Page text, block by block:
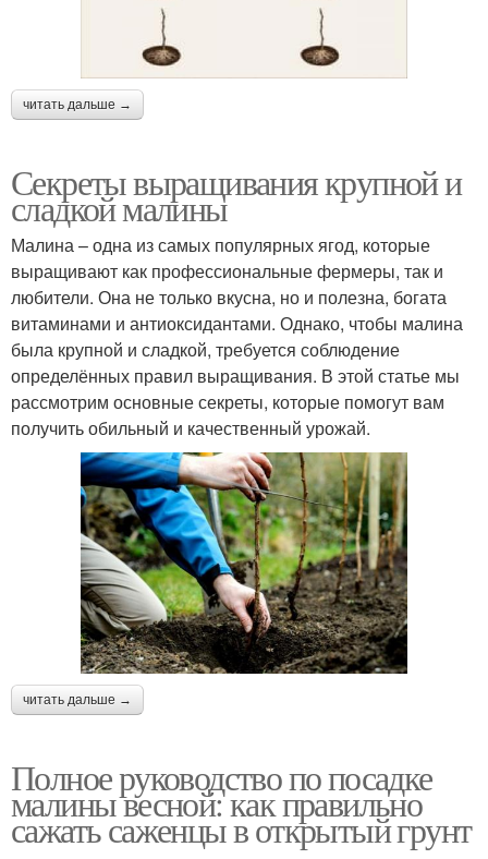
читать дальше →
Секреты выращивания крупной и
сладкой малины
Малина – одна из самых популярных ягод, которые
выращивают как профессиональные фермеры, так и
любители. Она не только вкусна, но и полезна, богата
витаминами и антиоксидантами. Однако, чтобы малина
была крупной и сладкой, требуется соблюдение
определённых правил выращивания. В этой статье мы
рассмотрим основные секреты, которые помогут вам
получить обильный и качественный урожай.
читать дальше →
Полное руководство по посадке
малины весной: как правильно
сажать саженцы в открытый грунт